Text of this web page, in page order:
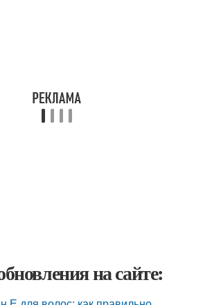
на сайте: